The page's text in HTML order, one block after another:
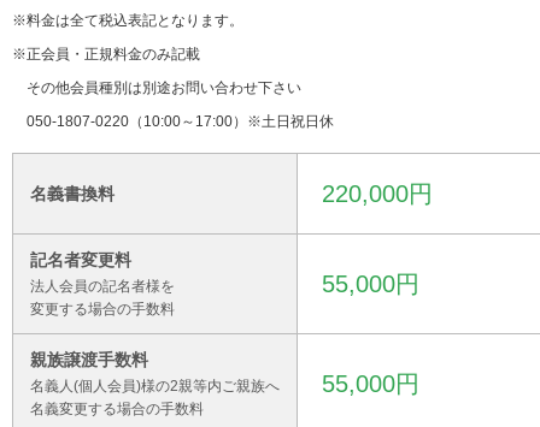
※料金は全て税込表記となります。
※正会員・正規料金のみ記載
その他会員種別は別途お問い合わせ下さい
050-1807-0220（10:00～17:00）※土日祝日休
名義書換料 220,000円
記名者変更料
法人会員の記名者様を
変更する場合の手数料
55,000円
親族譲渡手数料
名義人(個人会員)様の2親等内ご親族へ
名義変更する場合の手数料
55,000円